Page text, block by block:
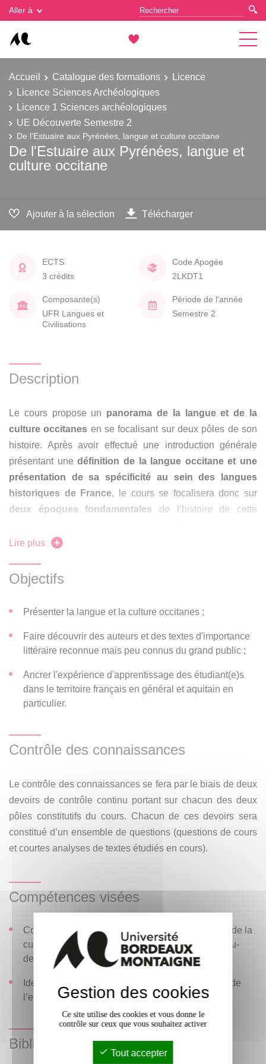
Aller à
Accueil Catalogue des formations
Licence
Licence Sciences Archéologiques
Licence 1 Sciences archéologiques
UE Découverte Semestre 2
De l'Estuaire aux Pyrénées, langue et culture occitane
De l'Estuaire aux Pyrénées, langue et
culture occitane
Ajouter à la sélection Télécharger
ECTS
3 crédits
Code Apogée
2LKDT1
Composante(s)
UFR Langues et
Civilisations
Période de l'année
Semestre 2
Description
Le cours propose un panorama de la langue et de la
culture occitanes en se focalisant sur deux pôles de son
histoire. Après avoir effectué une
introduction générale
présentant unedéfinition de la langue occitane et une
présentation de sa spécificité au sein des langues
historiques de France, le cours se focalisera donc sur
deux époques fondamentales de l’histoire de cette
l’époque moderne et contemporaine
trois aspects fondamentaux de la civilisation occitane : les
troubadours, Aliénor d’Aquitaine et le catharisme. Pour ce
qui concerne l'époque moderne et contemporaine, le cours
langue et de la culture occitanes à partir du XIXesiècle,
qu'elles soient littéraires, associatives, institutionnelles ou
vidéoludiques. Ainsi, cette partie du cours abordera
notamment l’importance de Frédéric Mistral (prix Nobel de
littérature en 1904) ou encore de Bernard Manciet.
Lire plus
Objectifs
Présenter la langue et la culture occitanes ;
Faire découvrir des auteurs et des textes d'importance
littéraire reconnue mais peu connus du grand public ;
Ancrer l'expérience d'apprentissage des étudiant(e)s
dans le territoire français en général et aquitain en
particulier.
Contrôle des connaissances
Le contrôle des connaissances se fera par le biais de deux
devoirs de contrôle continu portant sur chacun des deux
pôles constitutifs du cours. Chacun de ces devoirs sera
constitué d’un ensemble de questions (questions de cours
et courtes analyses de textes étudiés en cours).
Compétences visées
Connaître la place et l’importance de la langue et de la
culture occitanes au sein du territoire français et au-
delà ;
Identifier la langue et la culture occitanes au sein de
l’espace social.
Bibliographie
Gestion des cookies
Gestion des cookies
Ce site utilise des cookies et vous donne le
contrôle sur ceux que vous souhaitez activer
Tout accepter